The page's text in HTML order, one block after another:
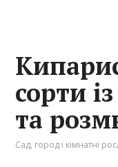
сорти
та
Сад, город і кімнатні